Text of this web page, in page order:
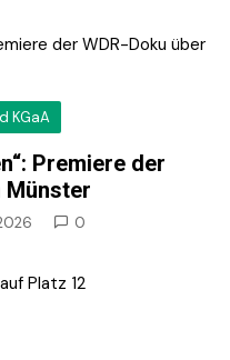
KGaA
Premiere der
Münster
0